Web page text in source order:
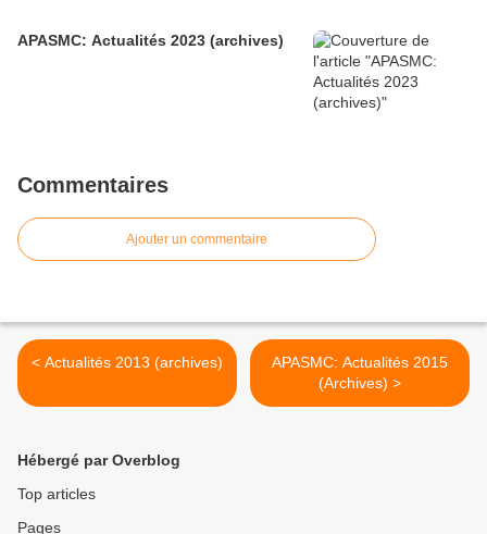
APASMC: Actualités 2023 (archives)
Commentaires
Ajouter un commentaire
< Actualités 2013 (archives)
APASMC: Actualités 2015
(Archives) >
Hébergé par Overblog
Top articles
Pages